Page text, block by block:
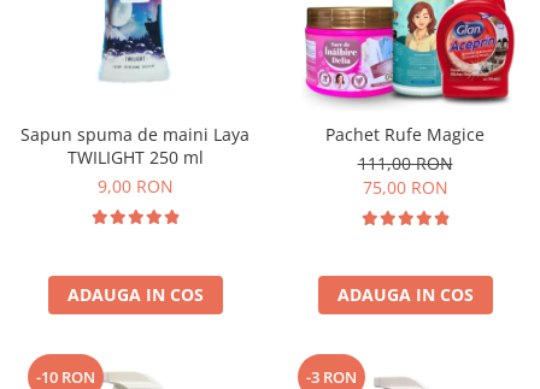
Sapun spuma de maini Laya
TWILIGHT 250 ml
9,00 RON
ADAUGA IN COS
Pachet Rufe Magice
111,00 RON
75,00 RON
ADAUGA IN COS
-10 RON -3 RON